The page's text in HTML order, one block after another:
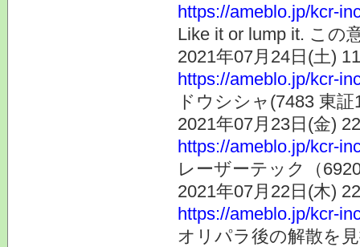
https://ameblo.jp/kcr-
Like it or lump it. この
2021年07月24日(土)
https://ameblo.jp/kcr-
ドウシシャ(7483 東
2021年07月23日(金)
https://ameblo.jp/kcr-
レーザーテック（
2021年07月22日(木)
https://ameblo.jp/kcr-
オリパラ後の解散を